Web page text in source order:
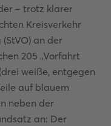
– trotz klarer
Kreisverkehr
an der
205 „Vorfahrt
weiße, entgegen
auf blauem
neben der
an: Der